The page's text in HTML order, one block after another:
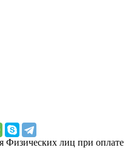
Физических лиц при